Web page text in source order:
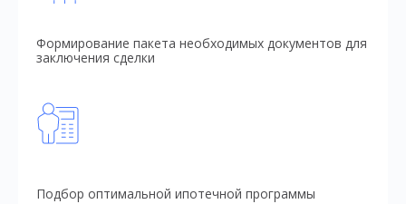
Формирование пакета необходимых документов для
заключения сделки
Подбор оптимальной ипотечной программы